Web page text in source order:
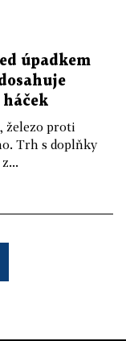
úpadkem
háček
železo proti
Trh s doplňky